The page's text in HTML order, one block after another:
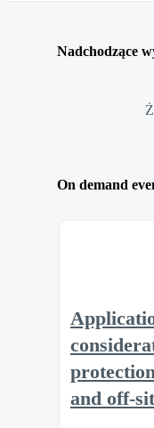
Nadchodzące
On demand
and off-